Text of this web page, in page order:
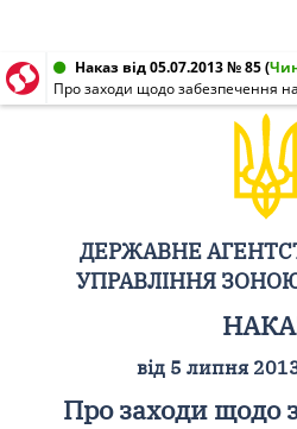
Наказ від 05.07.2013 № 85(
ДЕРЖАВНЕ
УПРАВЛІННЯ
від 5 липня
Про заходи щодо